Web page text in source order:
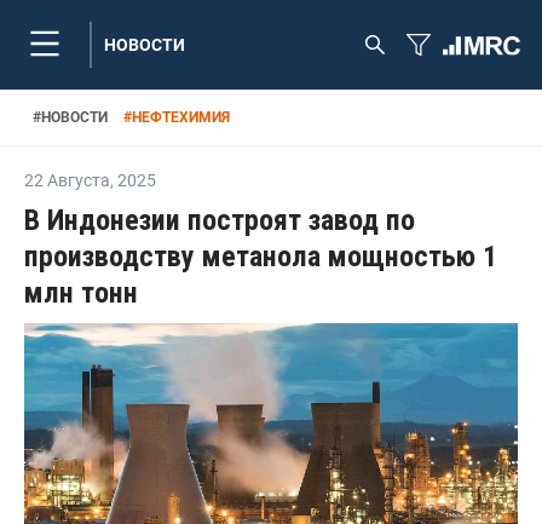
НОВОСТИ
#НОВОСТИ #НЕФТЕХИМИЯ
22 Августа, 2025
В Индонезии построят завод по
производству метанола мощностью 1
млн тонн